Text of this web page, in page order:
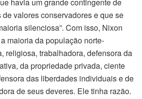
valores conservadores e que se
silenciosa”. Com isso, Nixon
maioria da população norte-
religiosa, trabalhadora, defensora da
da propriedade privada, ciente
das liberdades individuais e de
de seus deveres. Ele tinha razão.